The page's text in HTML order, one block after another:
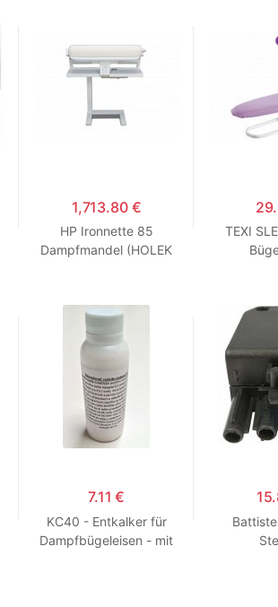
1,713.80 €
HP Ironnette 85
Dampfmandel (HOLEK
TEXI
7.11 €
KC40 - Entkalker für
Dampfbügeleisen - mit